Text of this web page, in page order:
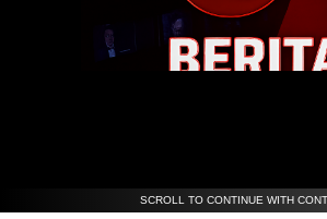
SCROLL TO CONTINUE WITH